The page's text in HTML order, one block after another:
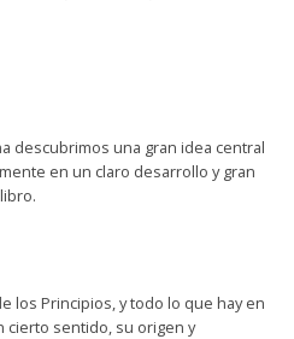
descubrimos una gran idea central
en un claro desarrollo y gran
los Principios, y todo lo que hay en
sentido, su origen y